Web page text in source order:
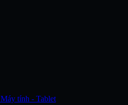
Máy tính - Tablet